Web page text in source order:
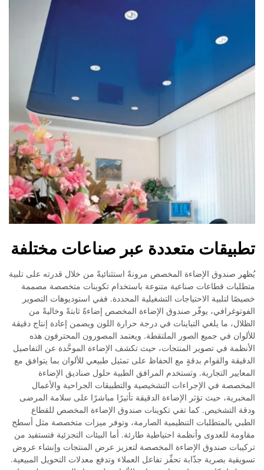
تطبيقات متعددة عبر صناعات مختلفة
يُظهر صندوق الإضاءة المخصص مرونةً استثنائيةً من خلال قدرته على تلبية
متطلبات قطاعات صناعية متنوعة باستخدام تكوينات متخصصة مصممة
خصيصًا لتلبية الاحتياجات التشغيلية المحددة. ففي استوديوهات التصوير
الفوتوغرافي، يوفّر صندوق الإضاءة المخصص إضاءةً ثابتةً وخاليةً من
الظلال، ما يلغي التباينات في درجة حرارة اللون ويضمن إعادة إنتاج دقيقة
للألوان في جميع الصور الملتقطة. ويعتمد المصورون المحترفون هذه
الأنظمة في تصوير المنتجات، حيث تكشف الإضاءة الموحَّدة عن التفاصيل
الدقيقة والقوام بدقةٍ مع الحفاظ على تمثيل طبيعي للألوان بما يتوافق مع
المعايير التجارية. وتستخدم المرافق الطبية حلول صناديق الإضاءة
المخصصة في الإجراءات التشخيصية والتطبيقات الجراحية والأعمال
المخبرية، حيث تؤثر الإضاءة الدقيقة تأثيرًا مباشرًا على سلامة المرضى
ودقة التشخيص. كما تفي تكوينات صندوق الإضاءة المخصص للقطاع
الطبي بالمتطلبات التنظيمية الصارمة، وتوفر ميزات متخصصة مثل أسطح
مقاومة للعدوى وأنظمة احتياطية طارئة. أما البيئات التجزئية فتستفيد من
تركيبات صندوق الإضاءة المخصصة لتعزيز عرض المنتجات وإنشاء عروض
تسويقية بصرية جذّابة تحفِّز تفاعل العملاء وتدفع معدلات التحويل المبيعية.